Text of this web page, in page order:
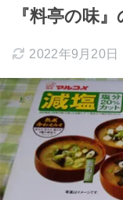
『料亭の味
2022年9月20日